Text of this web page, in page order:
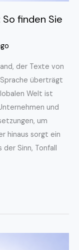
finden Sie
der Texte von
überträgt
Welt ist
und
um
hinaus sorgt ein
der Sinn, Tonfall